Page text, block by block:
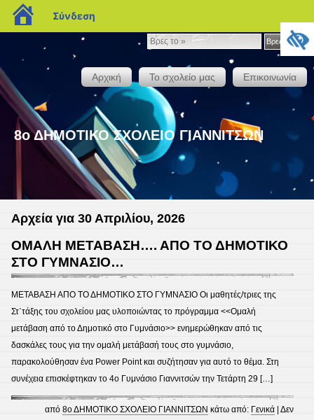
Βρες
»
Βρες το »
Αρχική Το σχολείο μας Επικοινωνία
8ο ΔΗΜΟΤΙΚΟ ΣΧΟΛΕΙΟ ΓΙΑΝΝΙΤΣΩΝ
Αρχεία για 30 Απριλίου, 2026
ΟΜΑΛΗ ΜΕΤΑΒΑΣΗ…. ΑΠΟ ΤΟ ΔΗΜΟΤΙΚΟ
ΣΤΟ ΓΥΜΝΑΣΙΟ…
ΜΕΤΑΒΑΣΗ ΑΠΟ ΤΟ ΔΗΜΟΤΙΚΟ ΣΤΟ ΓΥΜΝΑΣΙΟ Οι μαθητές/τριες της
Στ΄τάξης του σχολείου μας υλοποιώντας το πρόγραμμα <<Ομαλή
μετάβαση από το Δημοτικό στο Γυμνάσιο>> ενημερώθηκαν από τις
δασκάλες τους για την ομαλή μετάβασή τους στο γυμνάσιο,
παρακολούθησαν ένα Power Point και συζήτησαν για αυτό το θέμα. Στη
συνέχεια επισκέφτηκαν το 4ο Γυμνάσιο Γιαννιτσών την Τετάρτη 29 […]
από8ο ΔΗΜΟΤΙΚΟ ΣΧΟΛΕΙΟ ΓΙΑΝΝΙΤΣΩΝ κάτω από: Γενικά |Δεν
blogs.sch.gr
Σύνδεση